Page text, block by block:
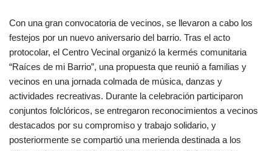
Con una gran convocatoria de vecinos, se llevaron a cabo los
festejos por un nuevo aniversario del barrio. Tras el acto
protocolar, el Centro Vecinal organizó la kermés comunitaria
“Raíces de mi Barrio”, una propuesta que reunió a familias y
vecinos en una jornada colmada de música, danzas y
actividades recreativas. Durante la celebración participaron
conjuntos folclóricos, se entregaron reconocimientos a vecinos
destacados por su compromiso y trabajo solidario, y
posteriormente se compartió una merienda destinada a los